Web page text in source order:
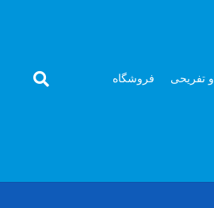
تفریحی فروشگاه